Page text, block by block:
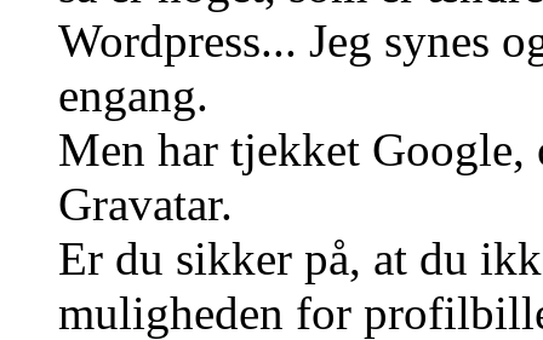
Wordpress... Jeg synes
engang.
Men har tjekket Google,
Gravatar.
Er du sikker på, at du
muligheden for